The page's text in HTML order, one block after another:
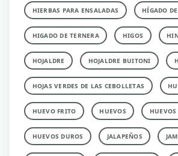
HIERBAS PARA ENSALADAS HÍGADO
HIGADO DE TERNERA HIGOS
HOJALDRE HOJALDRE BUITONI
HOJAS VERDES DE LAS CEBOLLETAS
HUEVO FRITO HUEVOS
HUEVOS DUROS JALAPEÑOS